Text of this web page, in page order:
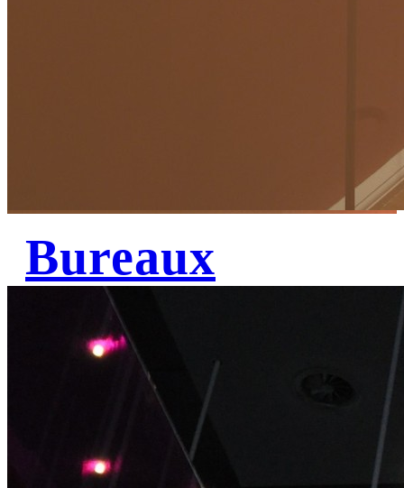
Bureaux